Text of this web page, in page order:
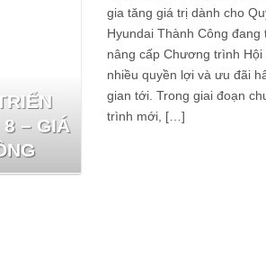
– GIÁ
gia tăng giá trị dành cho
Hyundai Thành Công đang
nâng cấp Chương trình
nhiều quyền lợi và ưu đãi
gian tới. Trong giai đoạn
trình mới, […]